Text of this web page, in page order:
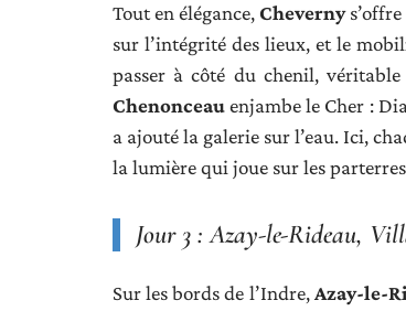
Tout en élégance,Cheverny
sur l’intégrité des lieux, et le
passer à côté du chenil,
Chenonceauenjambe le Cher :
a ajouté la galerie sur l’eau. Ici,
la lumière qui joue sur les
Jour 3 : Azay-le-Rideau,
Sur les bords de l’Indre,Azay-le-